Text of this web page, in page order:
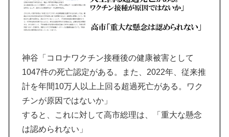
神谷「コロナワクチン接種後の健康被害として
1047件の死亡認定がある。また、2022年、従来推
計を年間10万人以上上回る超過死亡がある。ワク
チンが原因ではないか」
すると、これに対して高市総理は、「重大な懸念
は認められない」